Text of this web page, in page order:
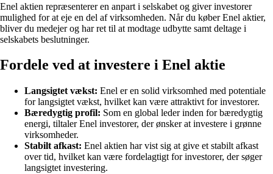
Enel aktien repræsenterer en anpart i selskabet og giver investorer
mulighed for at eje en del af virksomheden. Når du køber Enel aktier,
bliver du medejer og har ret til at modtage udbytte samt deltage i
selskabets beslutninger.
Fordele ved at investere i Enel aktie
Langsigtet vækst: Enel er en solid virksomhed med potentiale
for langsigtet vækst, hvilket kan være attraktivt for investorer.
Bæredygtig profil: Som en global leder inden for bæredygtig
energi, tiltaler Enel investorer, der ønsker at investere i grønne
virksomheder.
Stabilt afkast: Enel aktien har vist sig at give et stabilt afkast
over tid, hvilket kan være fordelagtigt for investorer, der søger
langsigtet investering.